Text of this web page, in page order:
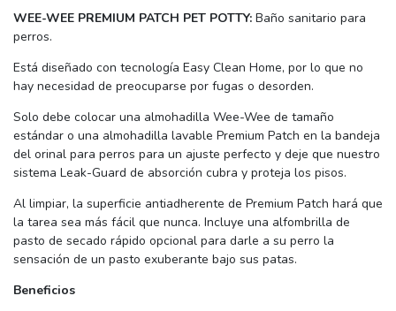
WEE-WEE PREMIUM PATCH PET POTTY: Baño sanitario para
perros.
Está diseñado con tecnología Easy Clean Home, por lo que no
hay necesidad de preocuparse por fugas o desorden.
Solo debe colocar una almohadilla Wee-Wee de tamaño
estándar o una almohadilla lavable Premium Patch en la bandeja
del orinal para perros para un ajuste perfecto y deje que nuestro
sistema Leak-Guard de absorción cubra y proteja los pisos.
Al limpiar, la superficie antiadherente de Premium Patch hará que
la tarea sea más fácil que nunca. Incluye una alfombrilla de
pasto de secado rápido opcional para darle a su perro la
sensación de un pasto exuberante bajo sus patas.
Beneficios